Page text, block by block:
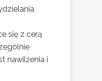
się z cerą
nawilżenia i